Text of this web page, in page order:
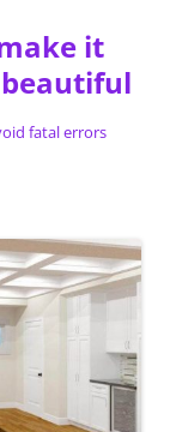
it
fatal errors